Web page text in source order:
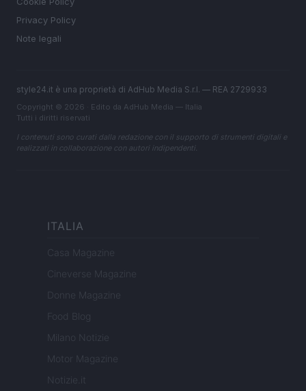
Privacy Policy
Note legali
style24.it è una proprietà di AdHub Media S.r.l. — REA 2729933
Copyright © 2026 · Edito da AdHub Media — Italia
Tutti i diritti riservati
I contenuti sono curati dalla redazione con il supporto di strumenti digitali e
realizzati in collaborazione con autori indipendenti.
ITALIA
Casa Magazine
Cineverse Magazine
Donne Magazine
Food Blog
Milano Notizie
Motor Magazine
Notizie.it